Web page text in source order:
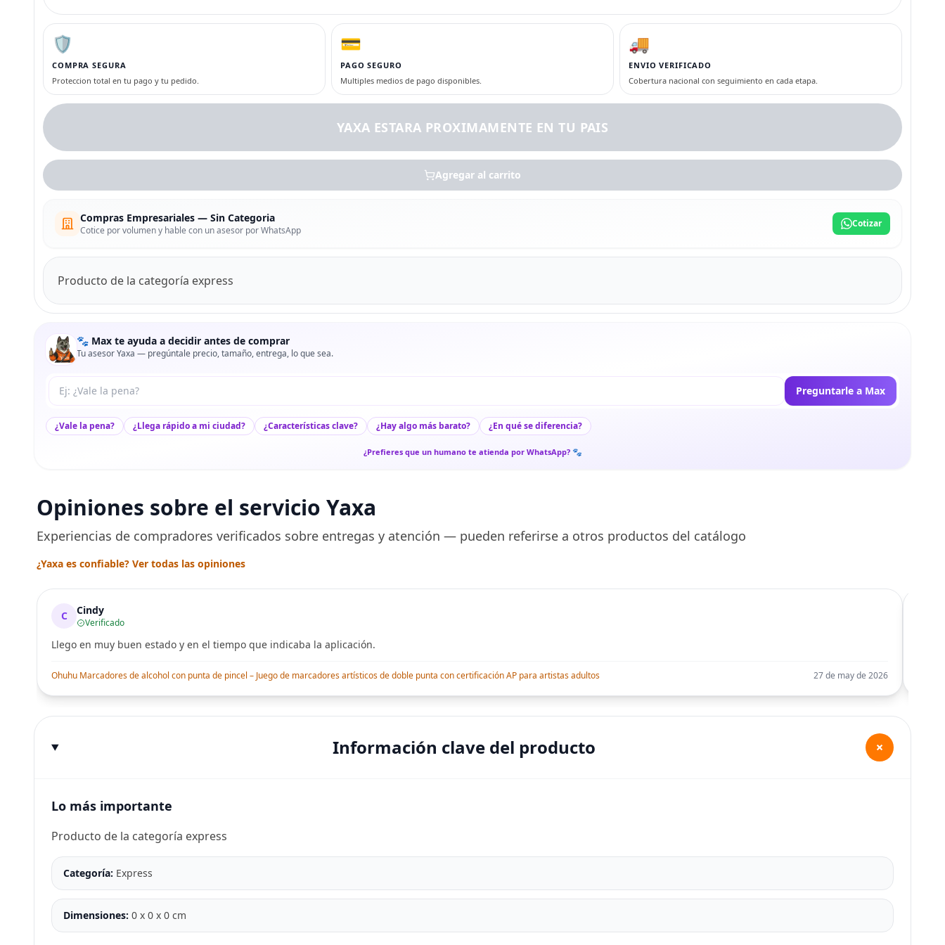
🛡️
COMPRA SEGURA
Proteccion total en tu pago y tu pedido.
💳
PAGO SEGURO
Multiples medios de pago disponibles.
🚚
ENVIO VERIFICADO
Cobertura nacional con seguimiento en cada etapa.
YAXA ESTARA PROXIMAMENTE EN TU PAIS
Agregar al carrito
Compras Empresariales — Sin Categoria
Cotice por volumen y hable con un asesor por WhatsApp
Cotizar
Producto de la categoría express
🐾 Max te ayuda a decidir antes de comprar
Tu asesor Yaxa — pregúntale precio, tamaño, entrega, lo que sea.
Tu pregunta a Max Preguntarle a Max
¿Vale la pena? ¿Llega rápido a mi ciudad? ¿Características clave? ¿Hay algo más barato? ¿En qué se diferencia?
¿Prefieres que un humano te atienda por WhatsApp? 🐾
Opiniones sobre el servicio Yaxa
Experiencias de compradores verificados sobre entregas y atención — pueden referirse a otros productos del catálogo
¿Yaxa es confiable? Ver todas las opiniones
C Cindy
Verificado
Llego en muy buen estado y en el tiempo que indicaba la aplicación.
Ohuhu Marcadores de alcohol con punta de pincel – Juego de marcadores artísticos de doble punta con certificación AP para artistas adultos 27 de may de 2026
Información clave del producto +
Lo más importante
Producto de la categoría express
Categoría: Express
Dimensiones: 0 x 0 x 0 cm